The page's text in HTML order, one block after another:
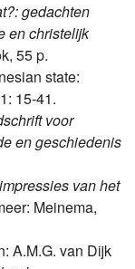
gedachten
en christelijk
55 p.
state:
15-41.
voor
en geschiedenis
van het
Meinema,
A.M.G. van Dijk